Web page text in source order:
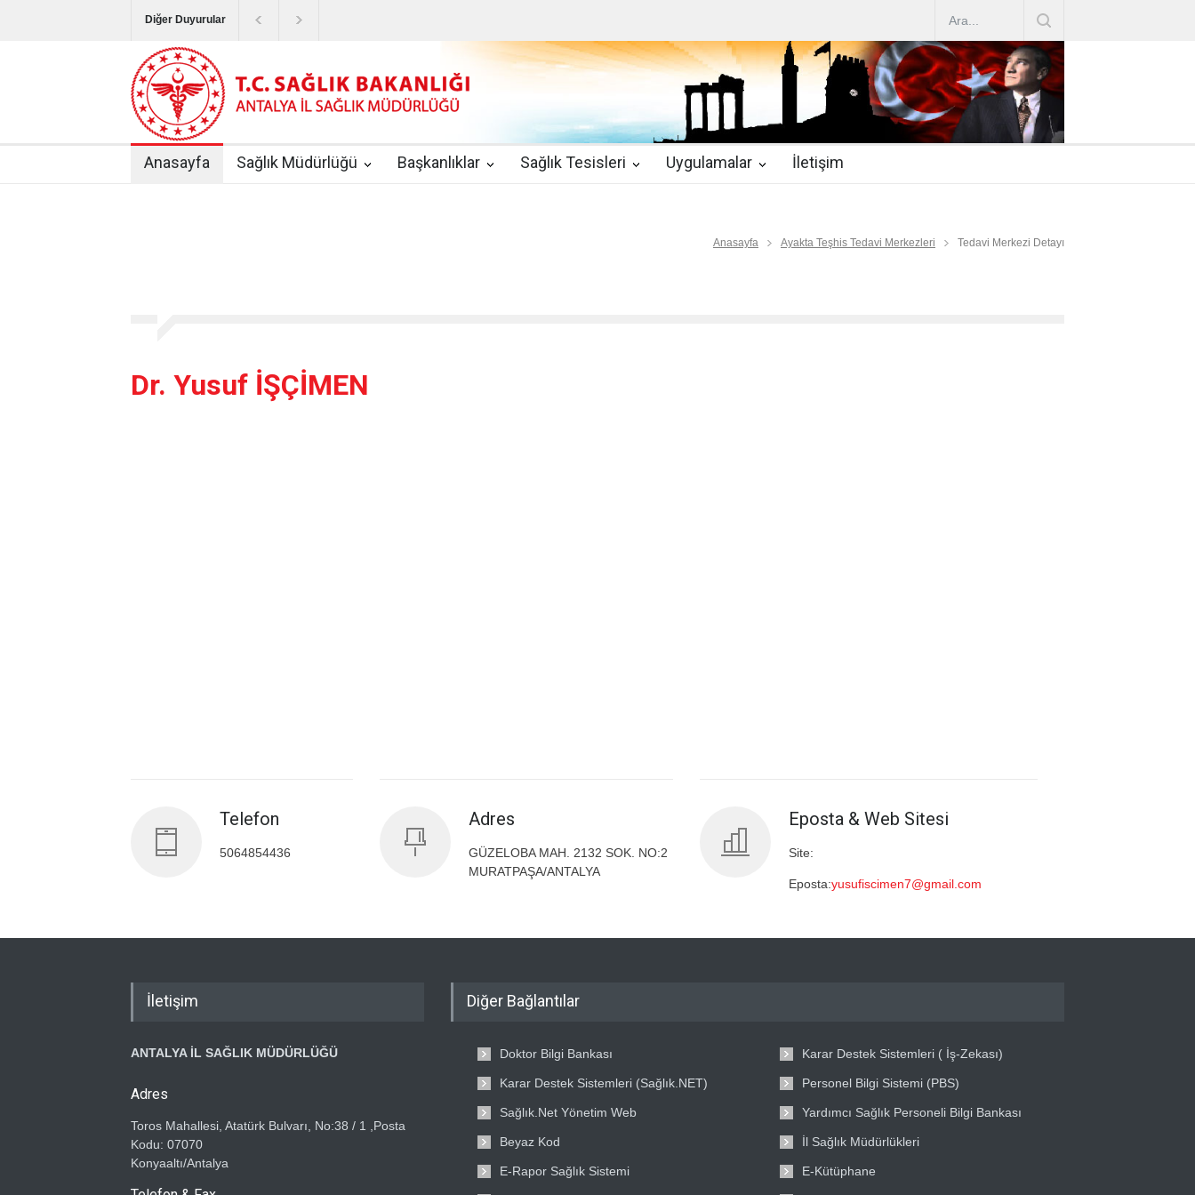
Diğer Duyurular
Bayram Tatilinde Sağlık Hizmetlerinin Sunumu 2019 YILI TEMMUZ AYI DİYALİZ MERKEZLERİ CİHAZ ARTIRIMLARI|2019-07-31
Terapötik Aferez Merkezleri ve Üniteleri Hakkında Yönetmelik Teletıp ve Teleradyoloji Birimi Genelgesi 2019/16 | 2019-07-31
Yoğun Bakım Servislerinde Hasta Ziyareti Uygulamaları Uzman Hekimlerin Pratisyen Hekim Kadrosunda Çalıştırma Talep|2019-06-26
Anasayfa Sağlık Müdürlüğü Başkanlıklar Sağlık Tesisleri Uygulamalar İletişim
Anasayfa Ayakta Teşhis Tedavi Merkezleri Tedavi Merkezi Detayı
Dr. Yusuf İŞÇİMEN
Telefon
5064854436
Adres
GÜZELOBA MAH. 2132 SOK. NO:2
MURATPAŞA/ANTALYA
Eposta & Web Sitesi
Site:
Eposta:yusufiscimen7@gmail.com
İletişim
ANTALYA İL SAĞLIK MÜDÜRLÜĞÜ
Adres
Toros Mahallesi, Atatürk Bulvarı, No:38 / 1 ,Posta
Kodu: 07070
Konyaaltı/Antalya
Diğer Bağlantılar
Doktor Bilgi Bankası
Karar Destek Sistemleri (Sağlık.NET)
Sağlık.Net Yönetim Web
Beyaz Kod
E-Rapor Sağlık Sistemi
Karar Destek Sistemleri ( İş-Zekası)
Personel Bilgi Sistemi (PBS)
Yardımcı Sağlık Personeli Bilgi Bankası
İl Sağlık Müdürlükleri
E-Kütüphane